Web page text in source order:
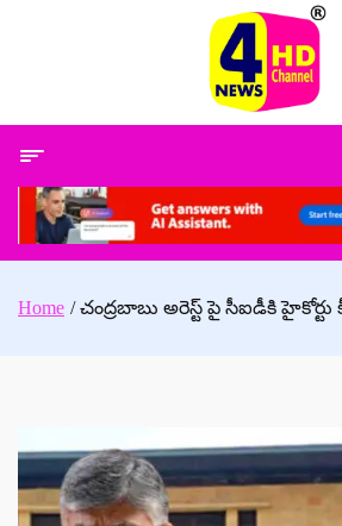
Home చంద్రబాబు అరెస్ట్ పై సీఐడీకి